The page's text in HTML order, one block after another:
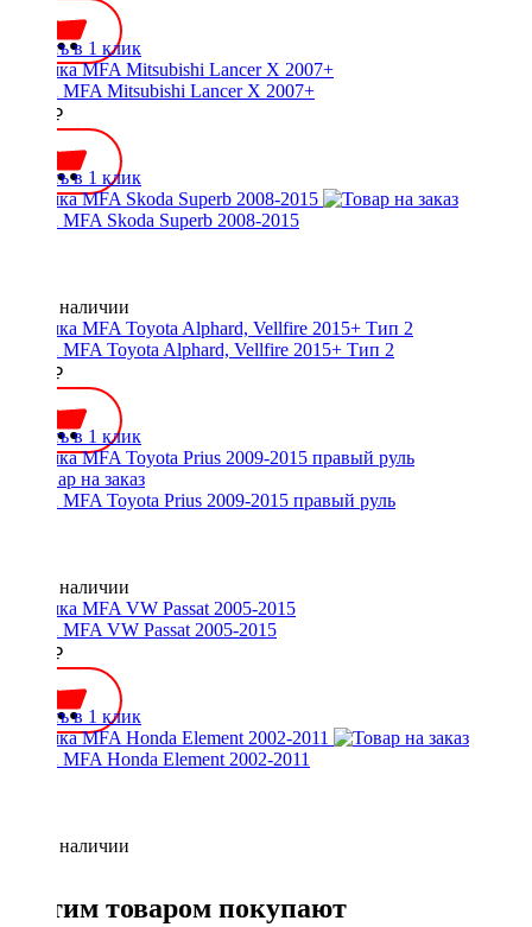
Купить в 1 клик
Рамка MFA Mitsubishi Lancer X 2007+
2000 ₽
Купить в 1 клик
Рамка MFA Skoda Superb 2008-2015
Нет в наличии
Рамка MFA Toyota Alphard, Vellfire 2015+ Тип 2
2500 ₽
Купить в 1 клик
Рамка MFA Toyota Prius 2009-2015 правый руль
Нет в наличии
Рамка MFA VW Passat 2005-2015
2000 ₽
Купить в 1 клик
Рамка MFA Honda Element 2002-2011
Нет в наличии
С этим товаром покупают